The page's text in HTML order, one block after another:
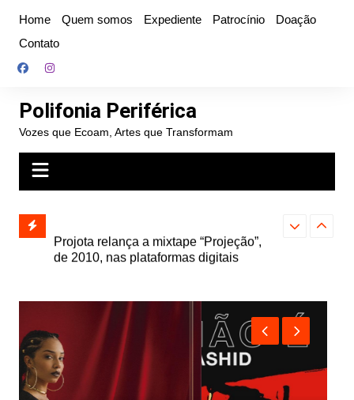
conteúdo
Home Quem somos Expediente Patrocínio
Doação
Contato
Polifonia Periférica
Vozes que Ecoam, Artes que Transformam
e abre
autoral,
de 2010, nas plataformas digitais
Farofa